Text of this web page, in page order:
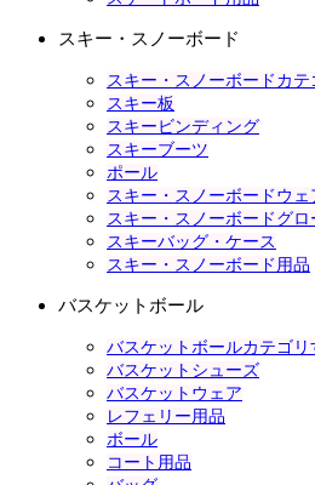
スキー・スノーボード
スキー・スノーボードカテ
スキー板
スキービンディング
スキーブーツ
ポール
スキー・スノーボードウェ
スキー・スノーボードグロ
スキーバッグ・ケース
スキー・スノーボード用品
バスケットボール
バスケットボールカテゴリ
バスケットシューズ
バスケットウェア
レフェリー用品
ボール
コート用品